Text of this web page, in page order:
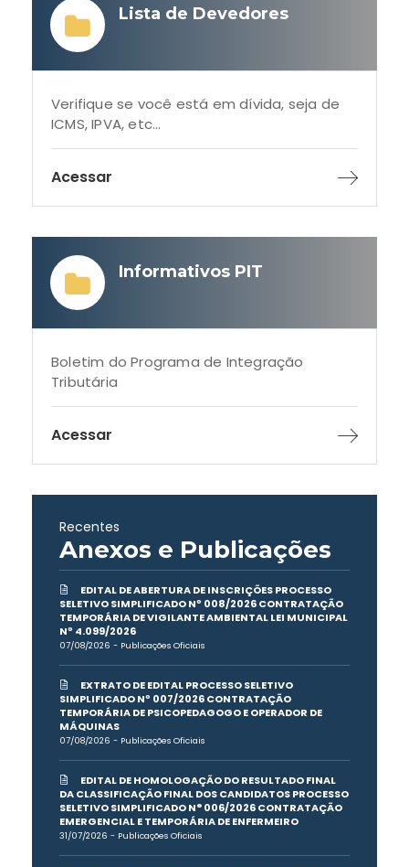
Lista de Devedores
Verifique se você está em dívida, seja de
ICMS, IPVA, etc...
Acessar
Informativos PIT
Boletim do Programa de Integração
Tributária
Acessar
Recentes
Anexos e Publicações
EDITAL DE ABERTURA DE INSCRIÇÕES PROCESSO
SELETIVO SIMPLIFICADO Nº 008/2026 CONTRATAÇÃO
TEMPORÁRIA DE VIGILANTE AMBIENTAL LEI MUNICIPAL
Nº 4.099/2026
07/08/2026 - Publicações Oficiais
EXTRATO DE EDITAL PROCESSO SELETIVO
SIMPLIFICADO Nº 007/2026 CONTRATAÇÃO
TEMPORÁRIA DE PSICOPEDAGOGO E OPERADOR DE
MÁQUINAS
07/08/2026 - Publicações Oficiais
EDITAL DE HOMOLOGAÇÃO DO RESULTADO FINAL
DA CLASSIFICAÇÃO FINAL DOS CANDIDATOS PROCESSO
SELETIVO SIMPLIFICADO N° 006/2026 CONTRATAÇÃO
EMERGENCIAL E TEMPORÁRIA DE ENFERMEIRO
31/07/2026 - Publicações Oficiais